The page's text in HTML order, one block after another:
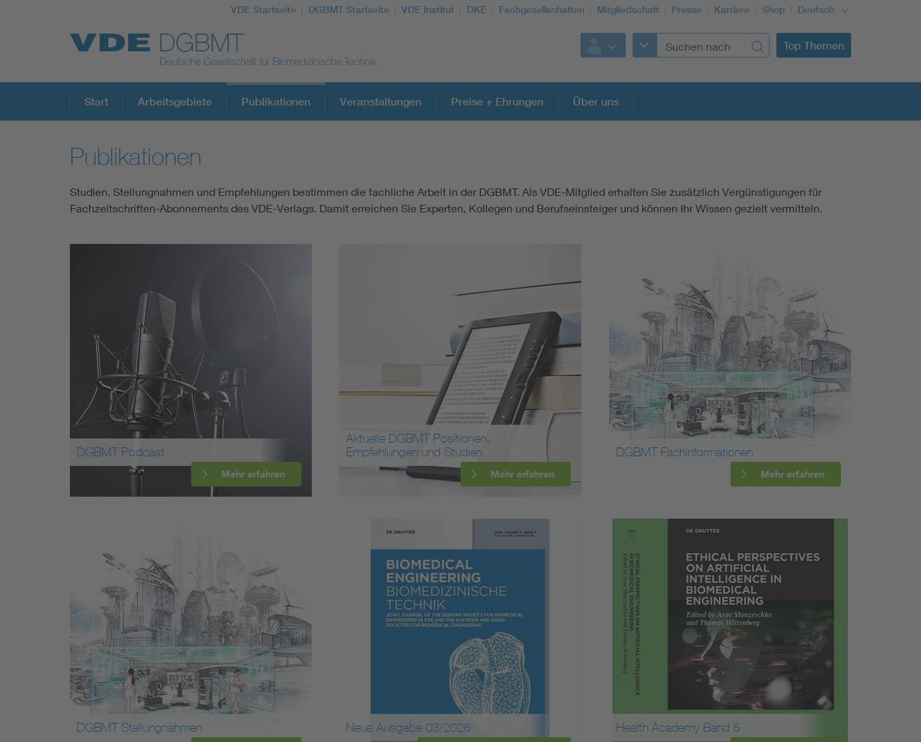
VDE Startseite DGBMT Startseite VDE Institut DKE Fachgesellschaften Mitgliedschaft Presse Karriere Shop Deutsch
Top Themen
Top Themen
Fokusthemen
Energy
Mobility
Standards
Start Arbeitsgebiete Publikationen Veranstaltungen Preise + Ehrungen Über uns
Publikationen
Studien, Stellungnahmen und Empfehlungen bestimmen die fachliche Arbeit in der DGBMT. Als VDE-Mitglied erhalten Sie zusätzlich Vergünstigungen für
Fachzeitschriften-Abonnements des VDE-Verlags. Damit erreichen Sie Experten, Kollegen und Berufseinsteiger und können Ihr Wissen gezielt vermitteln.
DGBMT Podcast
Mehr erfahren
Aktuelle DGBMT Positionen,
Empfehlungen und Studien
Mehr erfahren
DGBMT Fachinformationen
Mehr erfahren
DGBMT Stellungnahmen Neue Ausgabe 03/2026 Health Academy Band 5